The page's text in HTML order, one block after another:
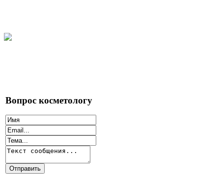
Вопрос косметологу